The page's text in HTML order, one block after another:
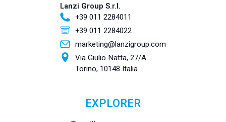
Lanzi Group S.r.l.
+39 011 2284011
+39 011 2284022
marketing@lanzigroup.com
Via Giulio Natta, 27/A
Torino, 10148 Italia
EXPLORER